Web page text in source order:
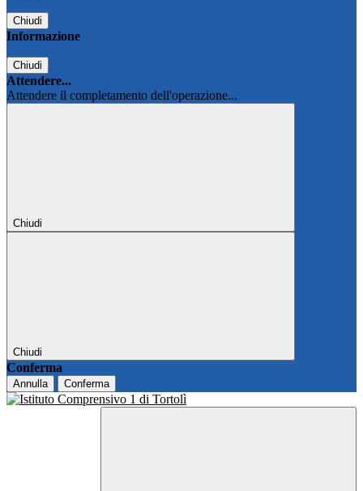
Chiudi
Informazione
Chiudi
Attendere...
Attendere il completamento dell'operazione...
Chiudi
Chiudi
Conferma
Annulla Conferma